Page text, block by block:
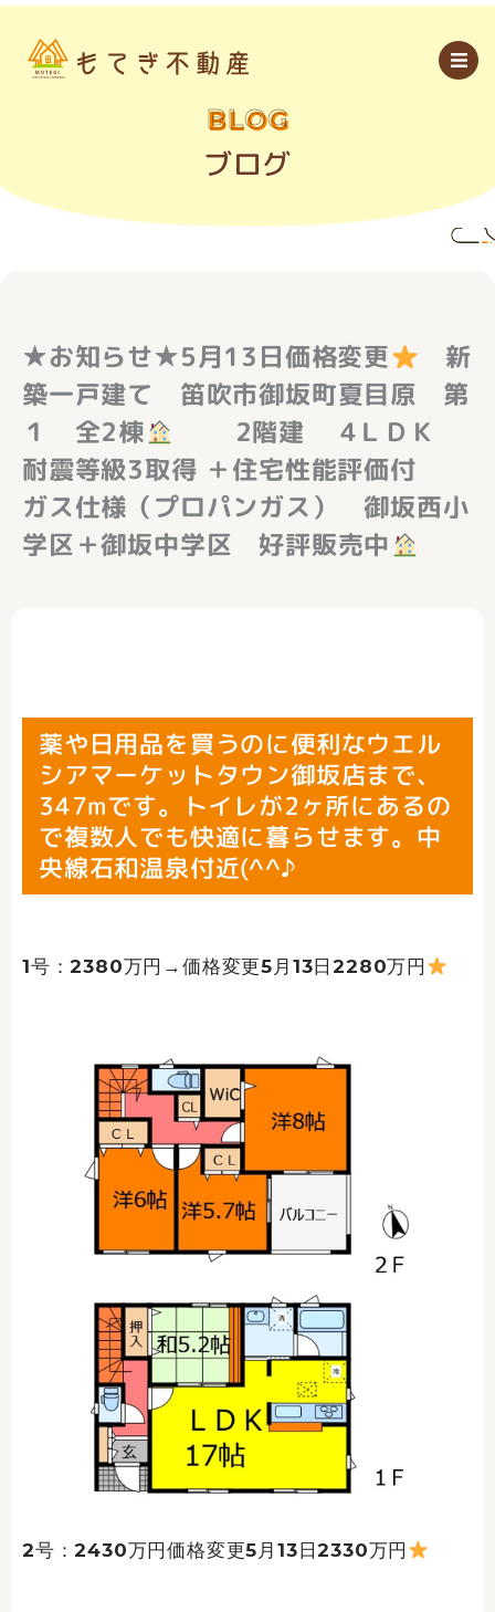
内
BLOG
ブログ
★お知らせ★5月13日価格変更
新
築一戸建て 笛吹市御坂町夏目原 第
１ 全2棟
2階建 4ＬＤＫ
耐震等級3取得 ＋住宅性能評価付
ガス仕様（プロパンガス） 御坂西小
学区＋御坂中学区 好評販売中
薬や日用品を買うのに便利なウエル
シアマーケットタウン御坂店まで、
347mです。トイレが2ヶ所にあるの
で複数人でも快適に暮らせます。中
央線石和温泉付近(^^♪
1号：2380万円→価格変更5月13日2280万円
2号：2430万円価格変更5月13日2330万円